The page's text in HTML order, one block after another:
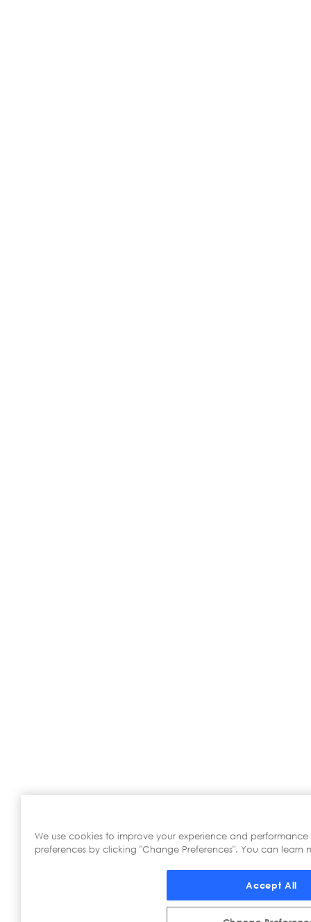
We use cookies to improve your experience and
preferences by clicking "Change Preferences". You can learn
Accept All